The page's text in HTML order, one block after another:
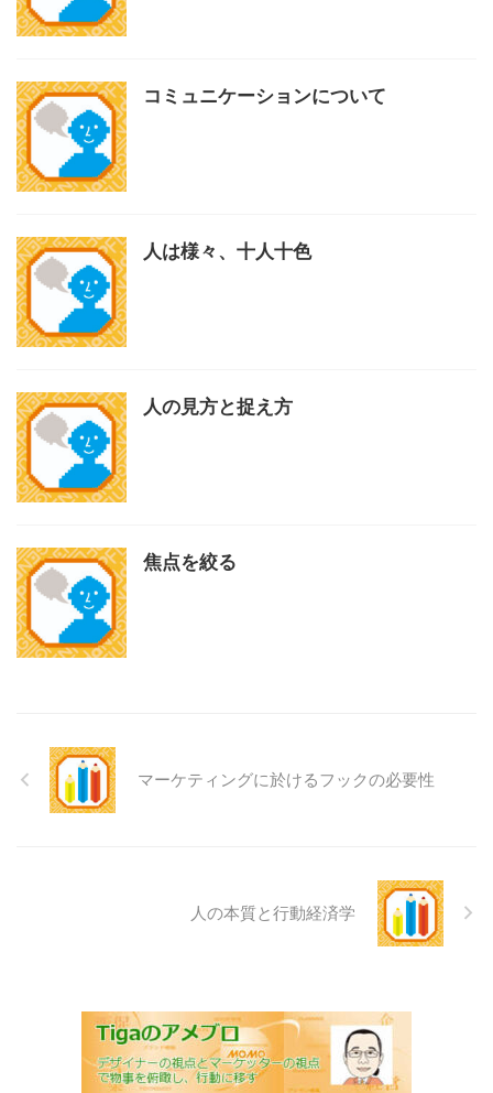
コミュニケーションについて
人は様々、十人十色
人の見方と捉え方
焦点を絞る
マーケティングに於けるフックの必要性
人の本質と行動経済学